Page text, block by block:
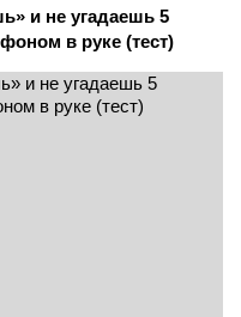
и не угадаешь 5
в руке (тест)